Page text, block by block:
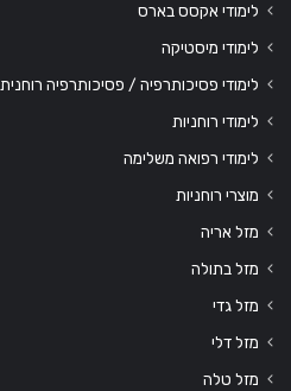
לימודי אקסס בארס
לימודי מיסטיקה
לימודי פסיכותרפיה / פסיכותרפיה רוחנית
לימודי רוחניות
לימודי רפואה משלימה
מוצרי רוחניות
מזל אריה
מזל בתולה
מזל גדי
מזל דלי
מזל טלה